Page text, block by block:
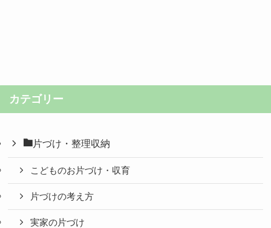
カテゴリー
片づけ・整理収納
こどものお片づけ・収育
片づけの考え方
実家の片づけ